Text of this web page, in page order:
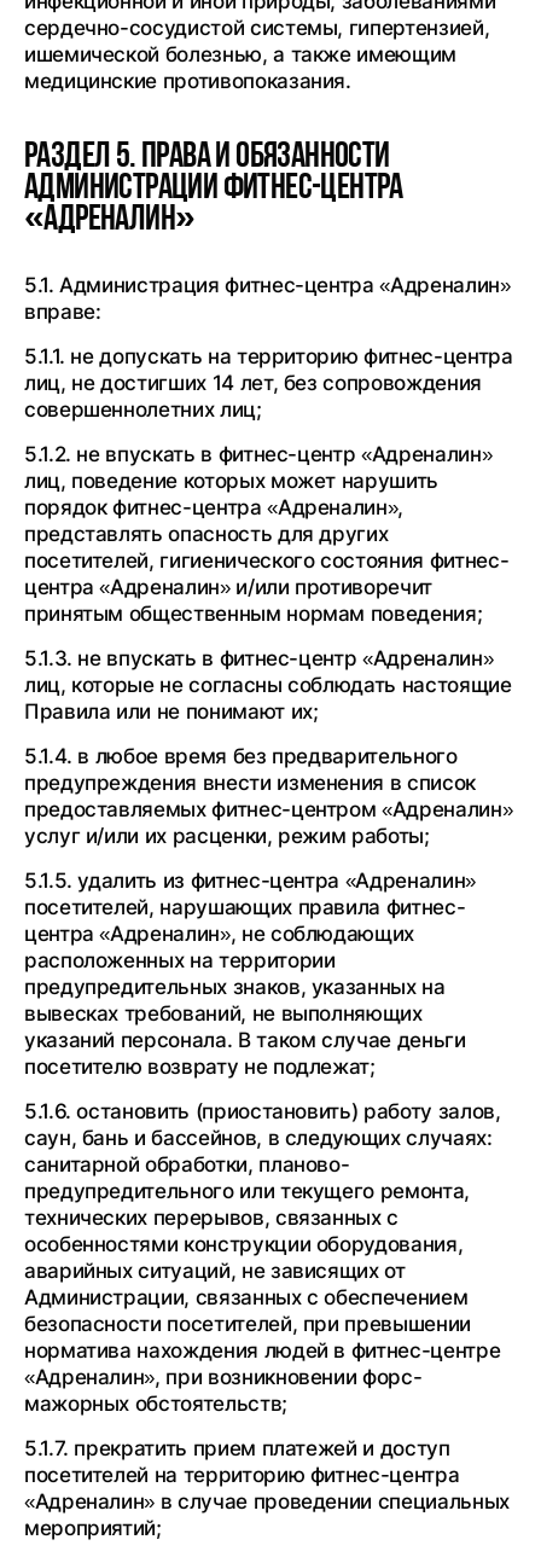
сердечно-сосудистой системы, гипертензией,
ишемической болезнью, а также имеющим
медицинские противопоказания.
Раздел 5. Права и обязанности
Администрации фитнес-центра
«Адреналин»
5.1. Администрация фитнес-центра «Адреналин»
вправе:
5.1.1. не допускать на территорию фитнес-центра
лиц, не достигших 14 лет, без сопровождения
совершеннолетних лиц;
5.1.2. не впускать в фитнес-центр «Адреналин»
лиц, поведение которых может нарушить
порядок фитнес-центра «Адреналин»,
представлять опасность для других
посетителей, гигиенического состояния фитнес-
центра «Адреналин» и/или противоречит
принятым общественным нормам поведения;
5.1.3. не впускать в фитнес-центр «Адреналин»
лиц, которые не согласны соблюдать настоящие
Правила или не понимают их;
5.1.4. в любое время без предварительного
предупреждения внести изменения в список
предоставляемых фитнес-центром «Адреналин»
услуг и/или их расценки, режим работы;
5.1.5. удалить из фитнес-центра «Адреналин»
посетителей, нарушающих правила фитнес-
центра «Адреналин», не соблюдающих
расположенных на территории
предупредительных знаков, указанных на
вывесках требований, не выполняющих
указаний персонала. В таком случае деньги
посетителю возврату не подлежат;
5.1.6. остановить (приостановить) работу залов,
саун, бань и бассейнов, в следующих случаях:
санитарной обработки, планово-
предупредительного или текущего ремонта,
технических перерывов, связанных с
особенностями конструкции оборудования,
аварийных ситуаций, не зависящих от
Администрации, связанных с обеспечением
безопасности посетителей, при превышении
норматива нахождения людей в фитнес-центре
«Адреналин», при возникновении форс-
мажорных обстоятельств;
5.1.7. прекратить прием платежей и доступ
посетителей на территорию фитнес-центра
«Адреналин» в случае проведении специальных
мероприятий;